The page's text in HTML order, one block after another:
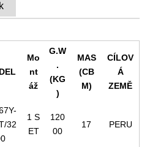
Mo
nt
áž
G.W
.
(KG
)
MAS
(CB
M)
CÍLOV
Á
ZEMĚ
32
1 S
ET
120
00
17 PERU